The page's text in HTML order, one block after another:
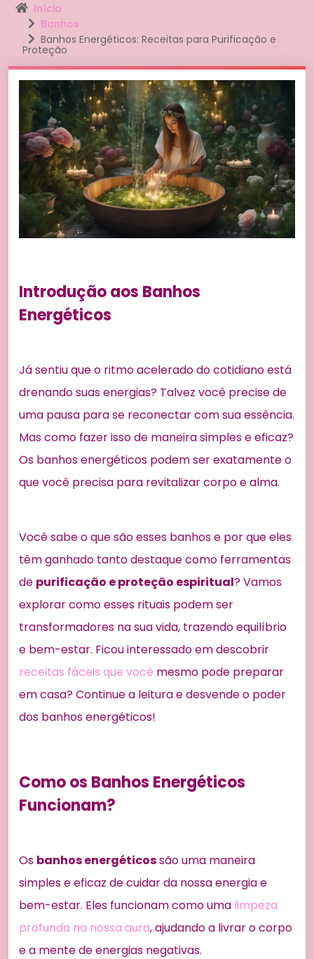
Início
Banhos
Banhos Energéticos: Receitas para Purificação e
Proteção
Introdução aos Banhos
Energéticos
Já sentiu que o ritmo acelerado do cotidiano está
drenando suas energias? Talvez você precise de
uma pausa para se reconectar com sua essência.
Mas como fazer isso de maneira simples e eficaz?
Os banhos energéticos podem ser exatamente o
que você precisa para revitalizar corpo e alma.
Você sabe o que são esses banhos e por que eles
têm ganhado tanto destaque como ferramentas
de purificação e proteção espiritual? Vamos
explorar como esses rituais podem ser
transformadores na sua vida, trazendo equilíbrio
e bem-estar. Ficou interessado em descobrir
receitas fáceis que você mesmo pode preparar
em casa? Continue a leitura e desvende o poder
dos banhos energéticos!
Como os Banhos Energéticos
Funcionam?
Os banhos energéticossão uma maneira
simples e eficaz de cuidar da nossa energia e
bem-estar. Eles funcionam como uma limpeza
profunda na nossa aura, ajudando a livrar o corpo
e a mente de energias negativas.